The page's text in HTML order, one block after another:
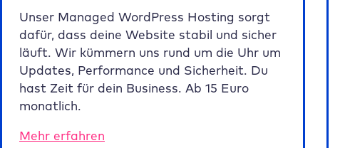
Unser Managed WordPress Hosting sorgt
dafür, dass deine Website stabil und sicher
läuft. Wir kümmern uns rund um die Uhr um
Updates, Performance und Sicherheit. Du
hast Zeit für dein Business. Ab 15 Euro
monatlich.
Mehr erfahren